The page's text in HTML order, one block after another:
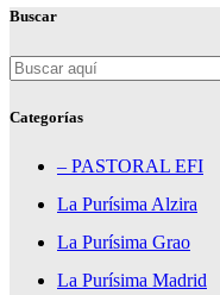
Buscar
Search
for:
Categorías
– PASTORAL EFI
La Purísima Alzira
La Purísima Grao
La Purísima Madrid